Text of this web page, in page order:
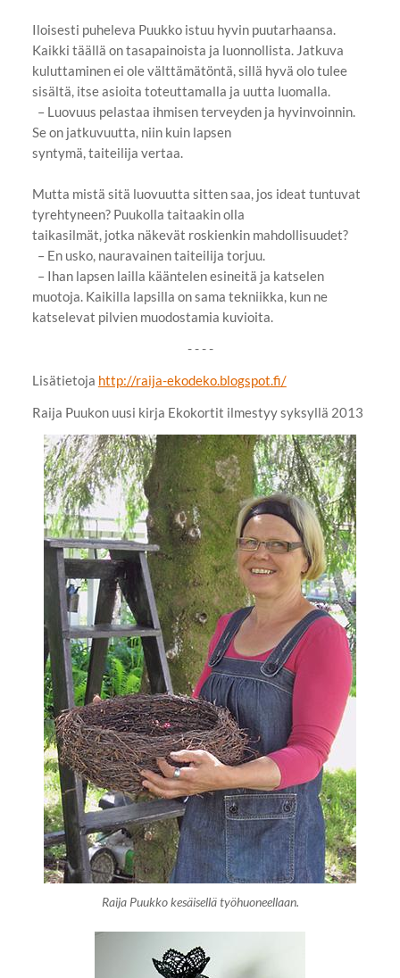
Iloisesti puheleva Puukko istuu hyvin puutarhaansa.
Kaikki täällä on tasapainoista ja luonnollista. Jatkuva
kuluttaminen ei ole välttämätöntä, sillä hyvä olo tulee
sisältä, itse asioita toteuttamalla ja uutta luomalla.
– Luovuus pelastaa ihmisen terveyden ja hyvinvoinnin.
Se on jatkuvuutta, niin kuin lapsen
syntymä, taiteilija vertaa.
Mutta mistä sitä luovuutta sitten saa, jos ideat tuntuvat
tyrehtyneen? Puukolla taitaakin olla
taikasilmät, jotka näkevät roskienkin mahdollisuudet?
– En usko, nauravainen taiteilija torjuu.
– Ihan lapsen lailla kääntelen esineitä ja katselen
muotoja. Kaikilla lapsilla on sama tekniikka, kun ne
katselevat pilvien muodostamia kuvioita.
- - - -
Lisätietoja http://raija-ekodeko.blogspot.fi/
Raija Puukon uusi kirja Ekokortit ilmestyy syksyllä 2013
Raija Puukko kesäisellä työhuoneellaan.